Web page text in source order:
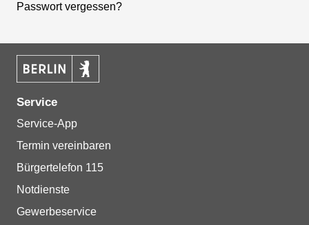
Passwort vergessen?
Service
Service-App
Termin vereinbaren
Bürgertelefon 115
Notdienste
Gewerbeservice